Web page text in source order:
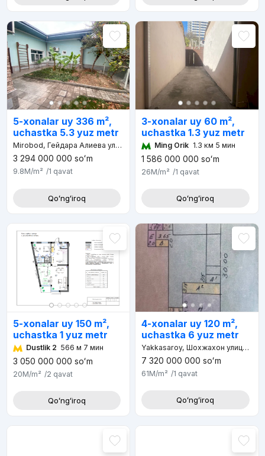
5-xonalar uy 336 m²,
uchastka 5.3 yuz metr
Mirobod, Гейдара Алиева улица, Азербайджанский культурный центр, д.9
3 294 000 000 soʻm
9.8M/m² /1 qavat
Qoʻngʻiroq
3-xonalar uy 60 m²,
uchastka 1.3 yuz metr
Ming Orik 1.3 км 5 мин
1 586 000 000 soʻm
26M/m² /1 qavat
Qoʻngʻiroq
5-xonalar uy 150 m²,
uchastka 1 yuz metr
Dustlik 2 566 м 7 мин
3 050 000 000 soʻm
20M/m² /2 qavat
Qoʻngʻiroq
4-xonalar uy 120 m²,
uchastka 6 yuz metr
Yakkasaroy, Шохжахон улица, Ташкентский Институт Текстильной И Легкой Промышленности, д.5
7 320 000 000 soʻm
61M/m² /1 qavat
Qoʻngʻiroq